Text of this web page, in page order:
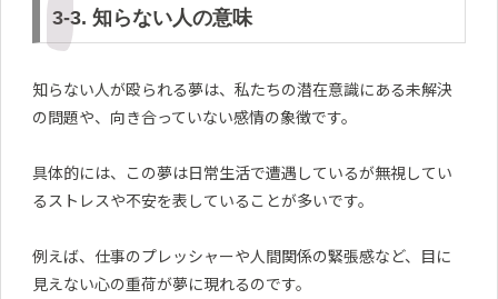
3-3. 知らない人の意味
知らない人が殴られる夢は、私たちの潜在意識にある未解決
の問題や、向き合っていない感情の象徴です。
具体的には、この夢は日常生活で遭遇しているが無視してい
るストレスや不安を表していることが多いです。
例えば、仕事のプレッシャーや人間関係の緊張感など、目に
見えない心の重荷が夢に現れるのです。